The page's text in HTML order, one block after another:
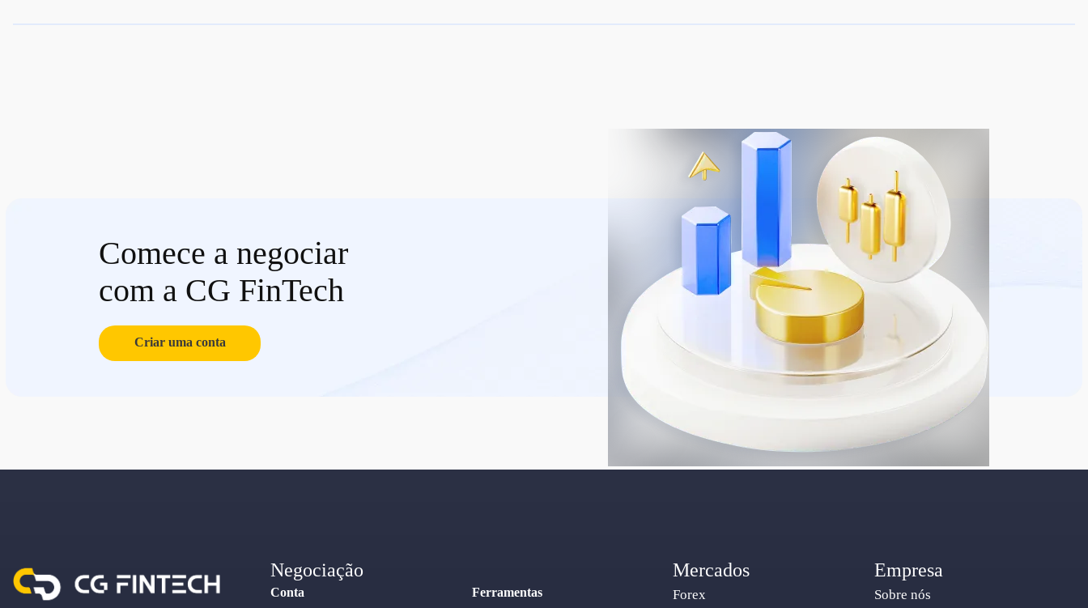
Comece a negociar
com a CG FinTech
Criar uma conta
Negociação
Conta Ferramentas
Mercados
Forex
Empresa
Sobre nós